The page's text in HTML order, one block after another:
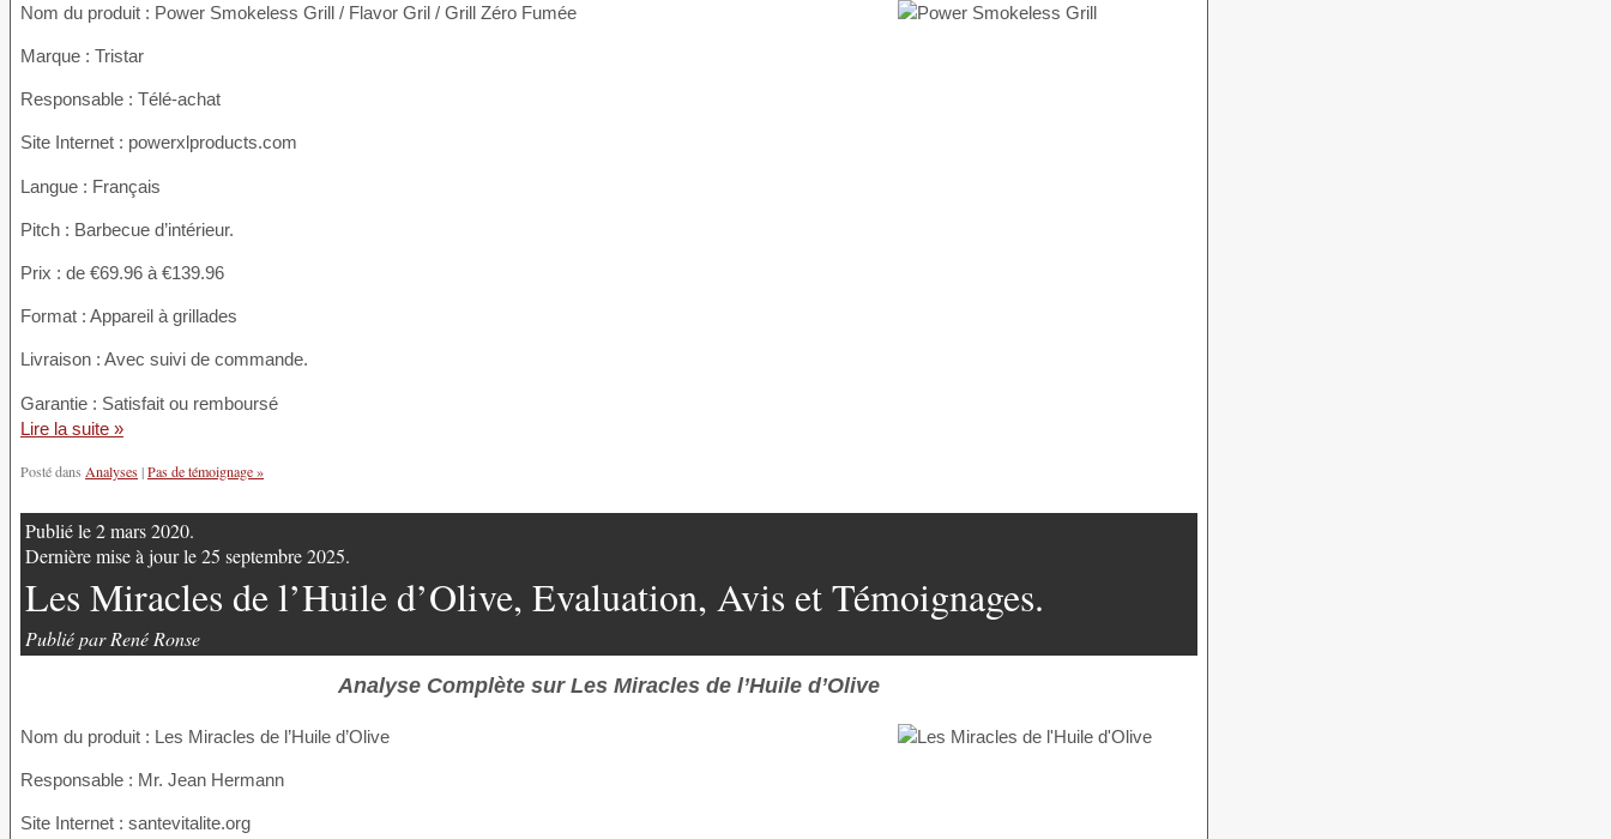
Nom du produit : Power Smokeless Grill / Flavor Gril / Grill Zéro Fumée
Marque : Tristar
Responsable : Télé-achat
Site Internet : powerxlproducts.com
Langue : Français
Pitch : Barbecue d’intérieur.
Prix : de €69.96 à €139.96
Format : Appareil à grillades
Livraison : Avec suivi de commande.
Garantie : Satisfait ou remboursé
Lire la suite »
Posté dans Analyses|Pas de témoignage »
Publié le 2 mars 2020.
Dernière mise à jour le 25 septembre 2025.
Les Miracles de l’Huile d’Olive, Evaluation, Avis et Témoignages.
Publié par René Ronse
Analyse Complète sur Les Miracles de l’Huile d’Olive
Nom du produit : Les Miracles de l’Huile d’Olive
Responsable : Mr. Jean Hermann
Site Internet : santevitalite.org